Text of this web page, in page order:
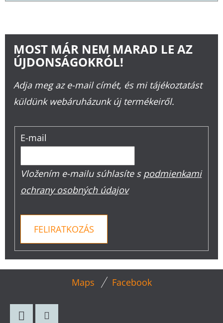
MOST MÁR NEM MARAD LE AZ
ÚJDONSÁGOKRÓL!
Adja meg az e-mail címét, és mi tájékoztatást
küldünk webáruházunk új termékeiről.
E-mail
Vložením e-mailu súhlasíte s podmienkami
ochrany osobných údajov
FELIRATKOZÁS
Maps Facebook